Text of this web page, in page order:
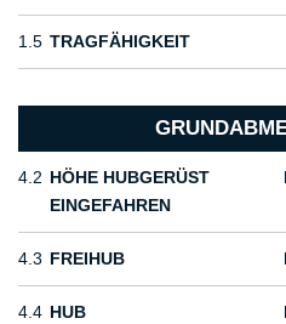
1.5 TRAGFÄHIGKEIT
4.2 HÖHE HUBGERÜST
EINGEFAHREN
4.3 FREIHUB
4.4 HUB